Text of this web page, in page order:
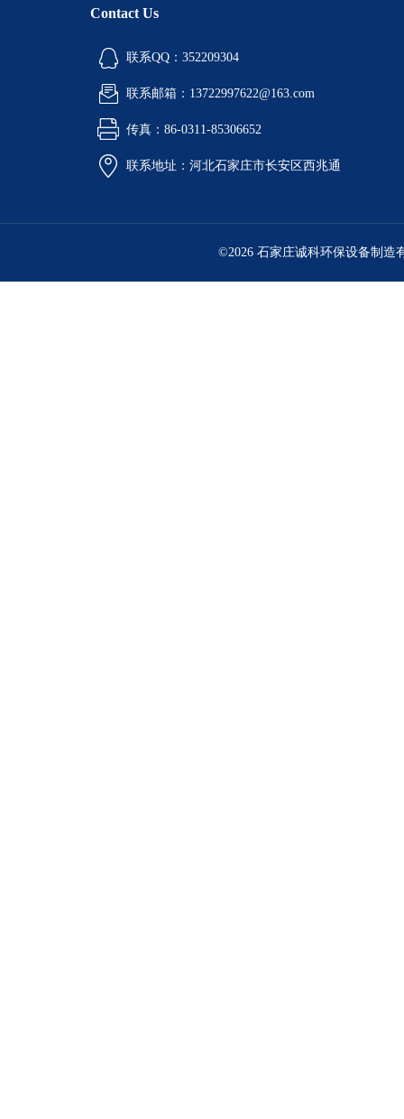
Contact Us
联系QQ：352209304
联系邮箱：13722997622@163.com
传真：86-0311-85306652
联系地址：河北石家庄市长安区西兆通
©2026 石家庄诚科环保设备制造